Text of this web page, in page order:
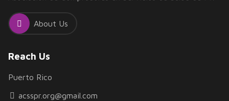
About Us
Reach Us
Puerto Rico
acsspr.org@gmail.com